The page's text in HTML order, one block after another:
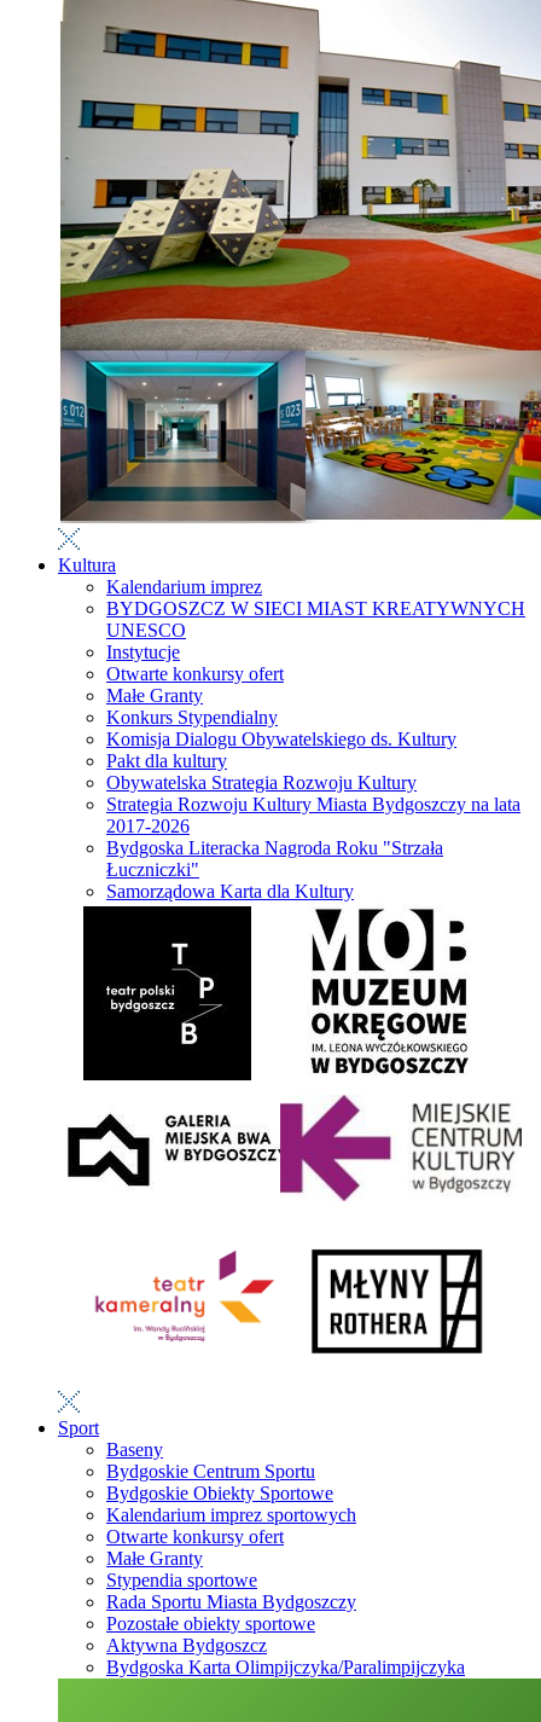
Kultura
Kalendarium imprez
BYDGOSZCZ W SIECI MIAST KREATYWNYCH
UNESCO
Instytucje
Otwarte konkursy ofert
Małe Granty
Konkurs Stypendialny
Komisja Dialogu Obywatelskiego ds. Kultury
Pakt dla kultury
Obywatelska Strategia Rozwoju Kultury
Strategia Rozwoju Kultury Miasta Bydgoszczy na lata
2017-2026
Bydgoska Literacka Nagroda Roku "Strzała
Łuczniczki"
Samorządowa Karta dla Kultury
Sport
Baseny
Bydgoskie Centrum Sportu
Bydgoskie Obiekty Sportowe
Kalendarium imprez sportowych
Otwarte konkursy ofert
Małe Granty
Stypendia sportowe
Rada Sportu Miasta Bydgoszczy
Pozostałe obiekty sportowe
Aktywna Bydgoszcz
Bydgoska Karta Olimpijczyka/Paralimpijczyka